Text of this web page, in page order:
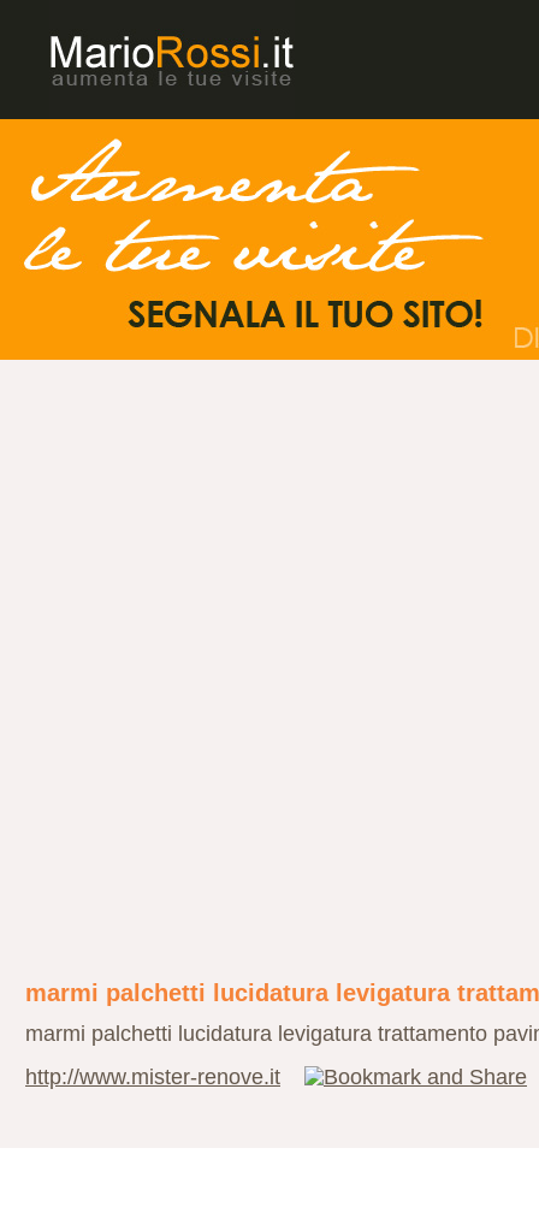
marmi palchetti lucidatura levigatura
marmi palchetti lucidatura levigatura trattamento
http://www.mister-renove.it